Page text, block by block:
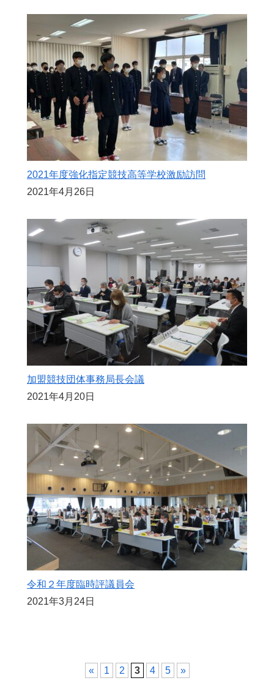
2021年度強化指定競技高等学校激励訪問
2021年4月26日
加盟競技団体事務局長会議
2021年4月20日
令和２年度臨時評議員会
2021年3月24日
« 1 2 3 4 5 »